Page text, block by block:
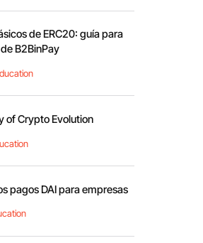
de ERC20: guía para
B2BinPay
of Crypto Evolution
pagos DAI para empresas